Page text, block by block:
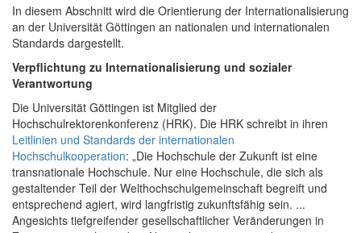
In diesem Abschnitt wird die Orientierung der Internationalisierung
an der Universität Göttingen an nationalen und internationalen
Standards dargestellt.
Verpflichtung zu Internationalisierung und sozialer
Verantwortung
Die Universität Göttingen ist Mitglied der
Hochschulrektorenkonferenz (HRK). Die HRK schreibt in ihren
Leitlinien und Standards der internationalen
Hochschulkooperation: „Die Hochschule der Zukunft ist eine
transnationale Hochschule. Nur eine Hochschule, die sich als
gestaltender Teil der Welthochschulgemeinschaft begreift und
entsprechend agiert, wird langfristig zukunftsfähig sein. ...
Angesichts tiefgreifender gesellschaftlicher Veränderungen in